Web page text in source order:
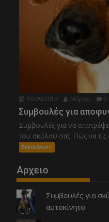
10/09/2019 Μάρσα 0
Συμβουλές για
Συμβουλές για να
του σκύλου σας. Πώς να τις
Εκπαιδευση
Αρχειο
Συμβουλές για
αυτοκίνητο